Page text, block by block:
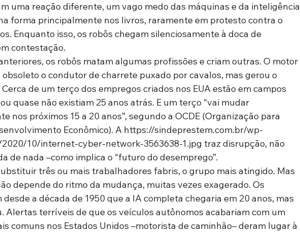
uma reação diferente, um vago medo das máquinas e da inteligência
forma principalmente nos livros, raramente em protesto contra o
Enquanto isso, os robôs chegam silenciosamente à doca de
contestação.
os robôs matam algumas profissões e criam outras. O motor
o condutor de charrete puxado por cavalos, mas gerou o
de um terço dos empregos criados nos EUA estão em campos
quase não existiam 25 anos atrás. E um terço “vai mudar
nos próximos 15 a 20 anos”, segundo a OCDE (Organização para
Econômico). A https://sindeprestem.com.br/wp-
10/internet-cyber-network-3563638-1.jpg traz disrupção, não
de nada –como implica o “futuro do desemprego”.
três ou mais trabalhadores fabris, o grupo mais atingido. Mas
depende do ritmo da mudança, muitas vezes exagerado. Os
a década de 1950 que a IA completa chegaria em 20 anos, mas
Alertas terríveis de que os veículos autônomos acabariam com um
comuns nos Estados Unidos –motorista de caminhão– deram lugar à